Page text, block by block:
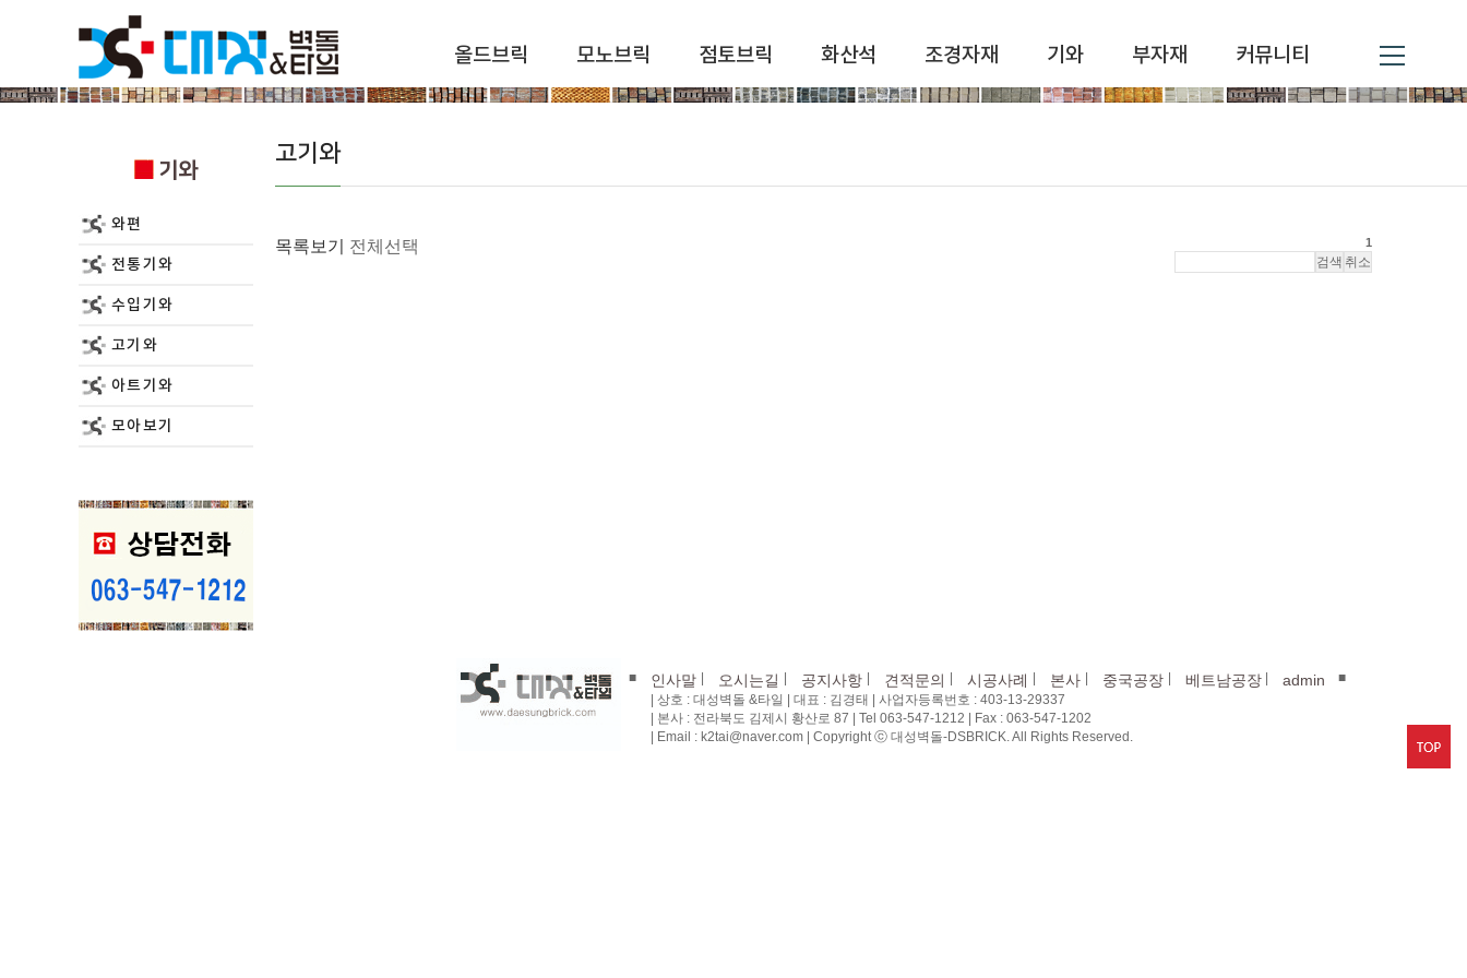
올드브릭 모노브릭 점토브릭 화산석 조경자재 기와 부자재 커뮤니티
기와
와편
전통기와
수입기와
고기와
아트기와
모아보기
고기와
목록보기 전체선택 1
■ 인사말 오시는길 공지사항 견적문의 시공사례 본사 중국공장 베트남공장 admin ■
| 상호 : 대성벽돌 &타일 | 대표 : 김경태 | 사업자등록번호 : 403-13-29337
| 본사 : 전라북도 김제시 황산로 87 | Tel 063-547-1212 | Fax : 063-547-1202
| Email : k2tai@naver.com | Copyright ⓒ 대성벽돌-DSBRICK. All Rights Reserved.